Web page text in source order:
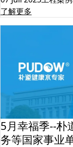
了解更多
5月幸福季--朴
务等国家事业